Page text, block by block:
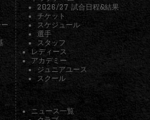
2026/27 試合日程&結果
チケット
スケジュール
選手
スタッフ
レディース
アカデミー
ジュニアユース
スクール
ニュース一覧